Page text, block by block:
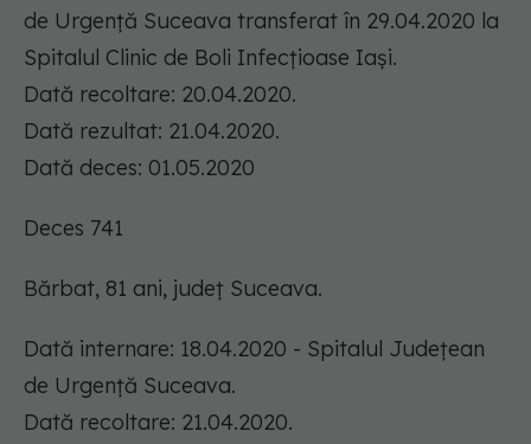
de Urgență Suceava transferat în 29.04.2020 la
Spitalul Clinic de Boli Infecțioase Iași.
Dată recoltare: 20.04.2020.
Dată rezultat: 21.04.2020.
Dată deces: 01.05.2020
Deces 741
Bărbat, 81 ani, județ Suceava.
Dată internare: 18.04.2020 - Spitalul Județean
de Urgență Suceava.
Dată recoltare: 21.04.2020.